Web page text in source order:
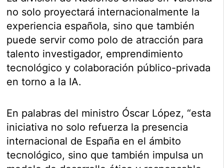
no solo proyectará internacionalmente la
experiencia española, sino que también
puede servir como polo de atracción para
talento investigador, emprendimiento
tecnológico y colaboración público-privada
en torno a la IA.
En palabras del ministro Óscar López, “esta
iniciativa no solo refuerza la presencia
internacional de España en el ámbito
tecnológico, sino que también impulsa un